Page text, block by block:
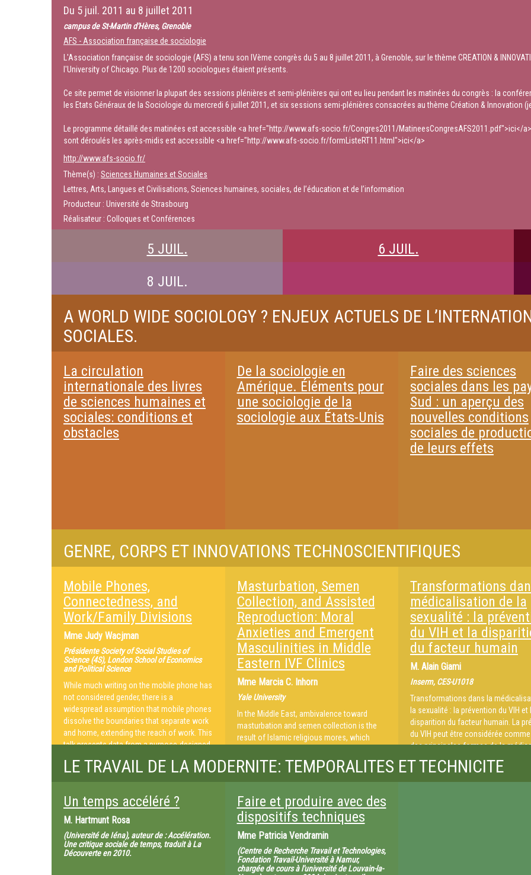
Du 5 juil. 2011 au 8 juillet 2011
campus de St-Martin d'Hères, Grenoble
AFS - Association française de sociologie
L'Association française de sociologie (AFS) a tenu son IVème congrès du 5 au 8 juillet 2011, à Grenoble, sur le thème CREATION &
l'University of Chicago. Plus de 1200 sociologues étaient présents.
Ce site permet de visionner la plupart des sessions plénières et semi-plénières qui ont eu lieu pendant les matinées du congrès : la
les Etats Généraux de la Sociologie du mercredi 6 juillet 2011, et six sessions semi-plénières consacrées au thème Création & Innovation
Le programme détaillé des matinées est accessible <a href="http://www.afs-socio.fr/Congres2011/MatineesCongresAFS2011.pdf">ici</
sont déroulés les après-midis est accessible <a href="http://www.afs-socio.fr/formListeRT11.html">ici</a>
http://www.afs-socio.fr/
Thème(s) : Sciences Humaines et Sociales
Lettres, Arts, Langues et Civilisations, Sciences humaines, sociales, de l’éducation et de l’information
Producteur : Université de Strasbourg
Réalisateur : Colloques et Conférences
5 JUIL. 6 JUIL.
8 JUIL.
A WORLD WIDE SOCIOLOGY ? ENJEUX ACTUELS DE
SOCIALES.
La circulation
internationale des livres
de sciences humaines et
sociales: conditions et
obstacles
De la sociologie en
Amérique. Éléments pour
une sociologie de la
sociologie aux États-Unis
Faire des sciences
sociales dans les
Sud : un aperçu des
nouvelles conditions
sociales de
de leurs effets
GENRE, CORPS ET INNOVATIONS TECHNOSCIENTIFIQUES
Mobile Phones,
Connectedness, and
Work/Family Divisions
Mme Judy Wacjman
Présidente Society of Social Studies of
Science (4S), London School of Economics
and Political Science
While much writing on the mobile phone has
not considered gender, there is a
widespread assumption that mobile phones
dissolve the boundaries that separate work
and home, extending the reach of work. This
talk presents data from a purpose-designed
surrounding mobile phone use. Rather than
being primarily a tool of work extension, or
balance, I show that the main purpose of
mobile phone calls is to maintain continuing
speculate about the extent to which
telephoning is still a form of gendered work
Masturbation, Semen
Collection, and Assisted
Reproduction: Moral
Anxieties and Emergent
Masculinities in Middle
Eastern IVF Clinics
Mme Marcia C. Inhorn
Yale University
In the Middle East, ambivalence toward
masturbation and semen collection is the
result of Islamic religious mores, which
semen as defiling. Religiously based
injunctions against masturbation as a
legitimate, healthy form of male sexuality
mean that masturbation may be inherently
guilt-producing for many, if not all, Muslim
men. Some Muslim men attribute their own
infertility to the “damage” of youthful
where masturbation is considered “taboo,”
requests to perform masturbation in IVF
Transformations
médicalisation de la
sexualité : la
du VIH et la
du facteur humain
M. Alain Giami
Inserm, CES-U1018
Transformations dans la
la sexualité : la prévention du VIH et
disparition du facteur humain. La
du VIH peut être considérée
des principales formes de la
20ème siècle. « En l'absence de
de traitements », c'est la
LE TRAVAIL DE LA MODERNITE: TEMPORALITES ET TECHNICITE
Un temps accéléré ?
M. Hartmunt Rosa
(Université de Iéna), auteur de : Accélération.
Une critique sociale de temps, traduit à La
Découverte en 2010.
Faire et produire avec des
dispositifs techniques
Mme Patricia Vendramin
(Centre de Recherche Travail et Technologies,
Fondation Travail-Université à Namur,
chargée de cours à l'université de Louvain-la-